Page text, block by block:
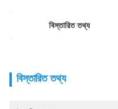
বিস্তারিত তথ্য
বিস্তারিত তথ্য